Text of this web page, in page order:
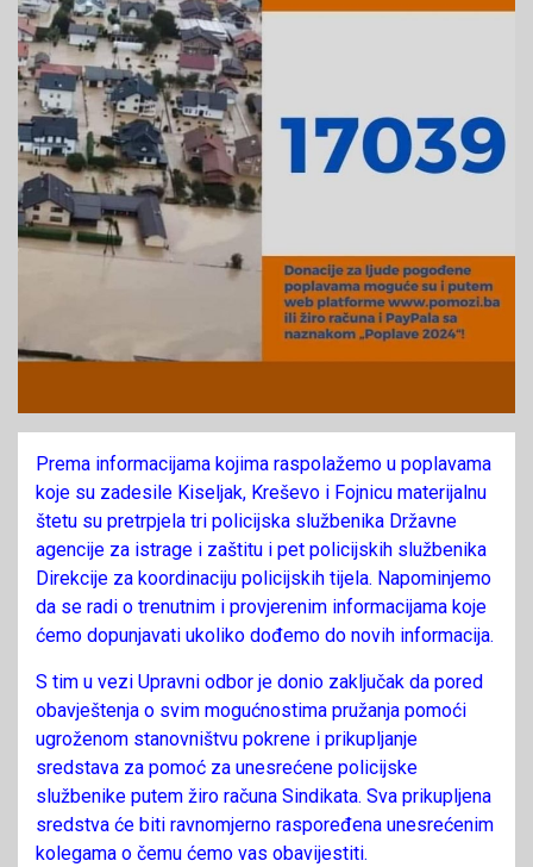
Prema informacijama kojima raspolažemo u poplavama
koje su zadesile Kiseljak, Kreševo i Fojnicu materijalnu
štetu su pretrpjela tri policijska službenika Državne
agencije za istrage i zaštitu i pet policijskih službenika
Direkcije za koordinaciju policijskih tijela. Napominjemo
da se radi o trenutnim i provjerenim informacijama koje
ćemo dopunjavati ukoliko dođemo do novih informacija.
S tim u vezi Upravni odbor je donio zaključak da pored
obavještenja o svim mogućnostima pružanja pomoći
ugroženom stanovništvu pokrene i prikupljanje
sredstava za pomoć za unesrećene policijske
službenike putem žiro računa Sindikata. Sva prikupljena
sredstva će biti ravnomjerno raspoređena unesrećenim
kolegama o čemu ćemo vas obavijestiti.